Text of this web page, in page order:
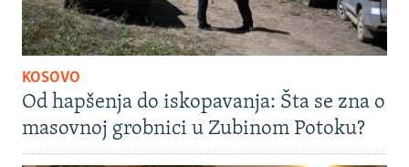
KOSOVO
Od hapšenja do iskopavanja: Šta se zna o
masovnoj grobnici u Zubinom Potoku?